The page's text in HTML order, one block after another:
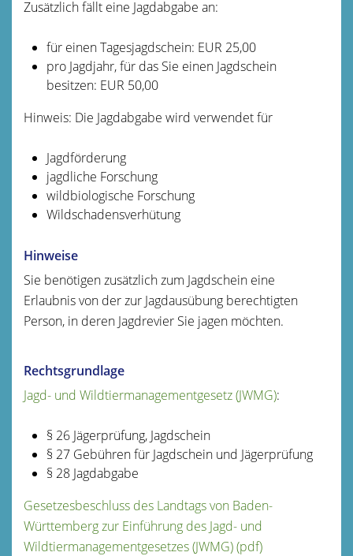
Zusätzlich fällt eine Jagdabgabe an:
für einen Tagesjagdschein: EUR 25,00
pro Jagdjahr, für das Sie einen Jagdschein
besitzen: EUR 50,00
Hinweis: Die Jagdabgabe wird verwendet für
Jagdförderung
jagdliche Forschung
wildbiologische Forschung
Wildschadensverhütung
Hinweise
Sie benötigen zusätzlich zum Jagdschein eine
Erlaubnis von der zur Jagdausübung berechtigten
Person, in deren Jagdrevier Sie jagen möchten.
Rechtsgrundlage
Jagd- und Wildtiermanagementgesetz (JWMG):
§ 26 Jägerprüfung, Jagdschein
§ 27 Gebühren für Jagdschein und Jägerprüfung
§ 28 Jagdabgabe
Gesetzesbeschluss des Landtags von Baden-
Württemberg zur Einführung des Jagd- und
Wildtiermanagementgesetzes (JWMG) (pdf)